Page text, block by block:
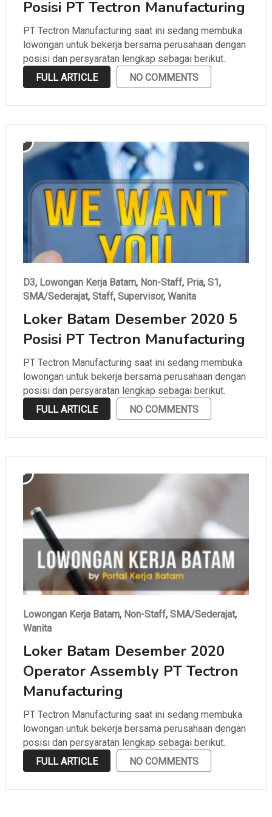
Posisi PT Tectron Manufacturing
PT Tectron Manufacturing saat ini sedang membuka
lowongan untuk bekerja bersama perusahaan dengan
posisi dan persyaratan lengkap sebagai berikut.
FULL ARTICLE
NO COMMENTS
D3, Lowongan Kerja Batam, Non-Staff, Pria, S1,
SMA/Sederajat, Staff, Supervisor, Wanita
Loker Batam Desember 2020 5
Posisi PT Tectron Manufacturing
PT Tectron Manufacturing saat ini sedang membuka
lowongan untuk bekerja bersama perusahaan dengan
posisi dan persyaratan lengkap sebagai berikut.
FULL ARTICLE
NO COMMENTS
Lowongan Kerja Batam, Non-Staff, SMA/Sederajat,
Wanita
Loker Batam Desember 2020
Operator Assembly PT Tectron
Manufacturing
PT Tectron Manufacturing saat ini sedang membuka
lowongan untuk bekerja bersama perusahaan dengan
posisi dan persyaratan lengkap sebagai berikut.
FULL ARTICLE
NO COMMENTS